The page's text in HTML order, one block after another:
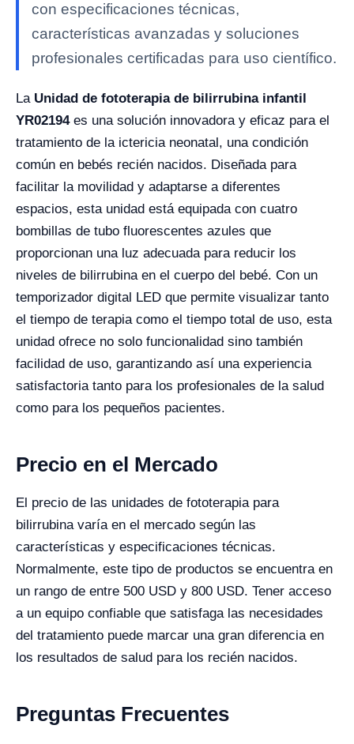
con especificaciones técnicas,
características avanzadas y soluciones
profesionales certificadas para uso científico.
La Unidad de fototerapia de bilirrubina infantil
YR02194es una solución innovadora y eficaz para el
tratamiento de la ictericia neonatal, una condición
común en bebés recién nacidos. Diseñada para
facilitar la movilidad y adaptarse a diferentes
espacios, esta unidad está equipada con cuatro
bombillas de tubo fluorescentes azules que
proporcionan una luz adecuada para reducir los
niveles de bilirrubina en el cuerpo del bebé. Con un
temporizador digital LED que permite visualizar tanto
el tiempo de terapia como el tiempo total de uso, esta
unidad ofrece no solo funcionalidad sino también
facilidad de uso, garantizando así una experiencia
satisfactoria tanto para los profesionales de la salud
como para los pequeños pacientes.
Precio en el Mercado
El precio de las unidades de fototerapia para
bilirrubina varía en el mercado según las
características y especificaciones técnicas.
Normalmente, este tipo de productos se encuentra en
un rango de entre 500 USD y 800 USD. Tener acceso
a un equipo confiable que satisfaga las necesidades
del tratamiento puede marcar una gran diferencia en
los resultados de salud para los recién nacidos.
Preguntas Frecuentes